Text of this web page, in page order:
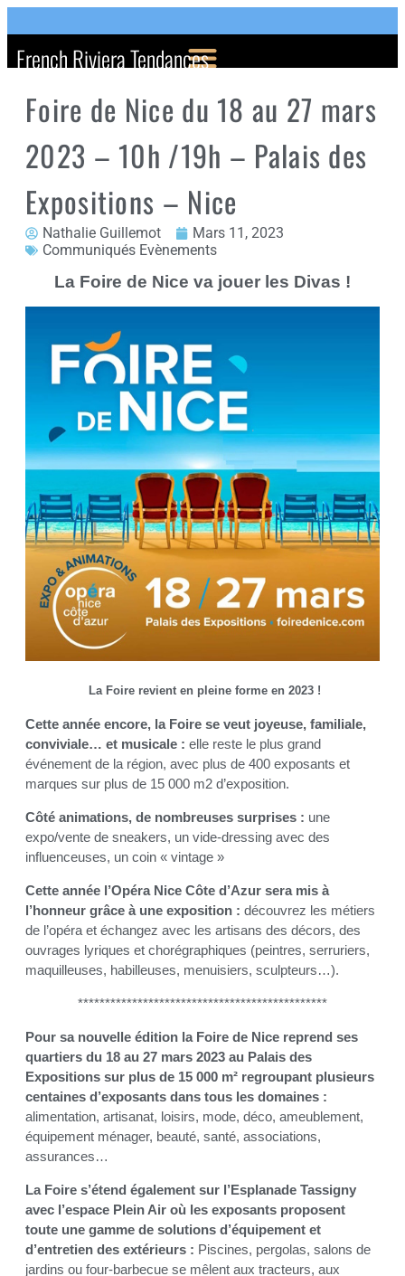
French Riviera Tendances
Foire de Nice du 18 au 27 mars
2023 – 10h /19h – Palais des
Expositions – Nice
Nathalie Guillemot
Mars 11, 2023
Communiqués Evènements
La Foire de Nice va jouer les Divas !
La Foire revient en pleine forme en 2023 !
Cette année encore, la Foire se veut joyeuse, familiale,
conviviale… et musicale : elle reste le plus grand
événement de la région, avec plus de 400 exposants et
marques sur plus de 15 000 m2 d’exposition.
Côté animations, de nombreuses surprises : une
expo/vente de sneakers, un vide-dressing avec des
influenceuses, un coin « vintage »
Cette année l’Opéra Nice Côte d’Azur sera mis à
l’honneur grâce à une exposition : découvrez les métiers
de l’opéra et échangez avec les artisans des décors, des
ouvrages lyriques et chorégraphiques (peintres, serruriers,
maquilleuses, habilleuses, menuisiers, sculpteurs…).
**********************************************
Pour sa nouvelle édition la Foire de Nice reprend ses
quartiers du 18 au 27 mars 2023 au Palais des
Expositions sur plus de 15 000 m² regroupant plusieurs
centaines d’exposants dans tous les domaines :
alimentation, artisanat, loisirs, mode, déco, ameublement,
équipement ménager, beauté, santé, associations,
assurances…
La Foire s’étend également sur l’Esplanade Tassigny
avec l’espace Plein Air où les exposants proposent
toute une gamme de solutions d’équipement et
d’entretien des extérieurs : Piscines, pergolas, salons de
jardins ou four-barbecue se mêlent aux tracteurs, aux